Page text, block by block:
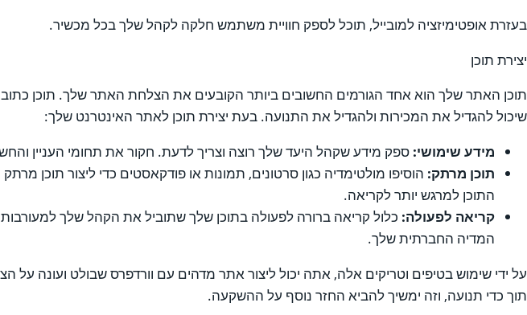
בעזרת אופטימיזציה למובייל, תוכל לספק חוויית משתמש חלקה לקהל שלך בכל מכשיר.
יצירת תוכן
תוכן האתר שלך הוא אחד הגורמים החשובים ביותר הקובעים את הצלחת האתר שלך. תוכן כתוב
שיכול להגדיל את המכירות ולהגדיל את התנועה. בעת יצירת תוכן לאתר האינטרנט שלך:
מידע שימושי: ספק מידע שקהל היעד שלך רוצה וצריך לדעת. חקור את תחומי העניין
תוכן מרתק: הוסיפו מולטימדיה כגון סרטונים, תמונות או פודקאסטים כדי ליצור תוכן
התוכן למרגש יותר לקריאה.
קריאה לפעולה: כלול קריאה ברורה לפעולה בתוכן שלך שתוביל את הקהל שלך
המדיה החברתית שלך.
על ידי שימוש בטיפים וטריקים אלה, אתה יכול ליצור אתר מדהים עם וורדפרס שבולט ועונה
תוך כדי תנועה, וזה ימשיך להביא החזר נוסף על ההשקעה.